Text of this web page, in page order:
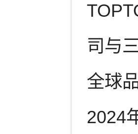
司与
全球
2024